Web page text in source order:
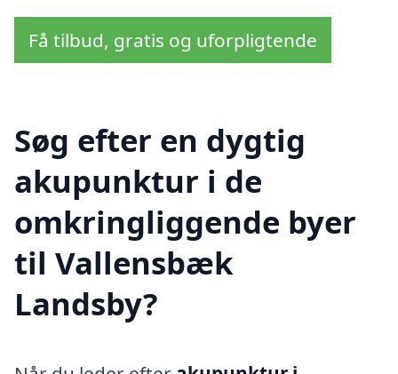
Få tilbud, gratis og uforpligtende
Søg efter en dygtig
akupunktur i de
omkringliggende byer
til Vallensbæk
Landsby?